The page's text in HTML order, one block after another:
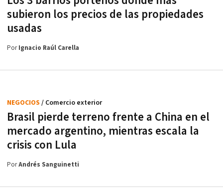
subieron los precios de las propiedades
usadas
PorIgnacio Raúl Carella
Brasil pierde terreno frente a China en el
mercado argentino, mientras escala la
crisis con Lula
NEGOCIOS / Comercio exterior
PorAndrés Sanguinetti